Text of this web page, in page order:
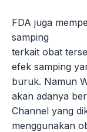
FDA juga
samping
terkait obat
efek samping
buruk. Namun
akan adanya
Channel yang
menggunakan